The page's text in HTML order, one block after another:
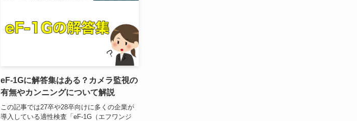
eF-1Gに解答集はある？カメラ監視の
有無やカンニングについて解説
この記事では27卒や28卒向けに多くの企業が
導入している適性検査「eF-1G（エフワンジ